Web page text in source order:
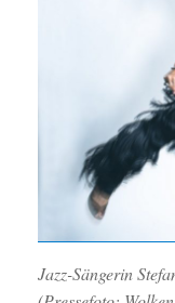
Jazz-Sängerin